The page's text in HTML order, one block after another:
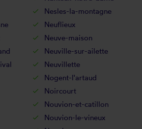
Nesles-la-montagne
Neuflieux
Neuve-maison
Neuville-sur-ailette
Neuvillette
Nogent-l'artaud
Noircourt
Nouvion-et-catillon
Nouvion-le-vineux